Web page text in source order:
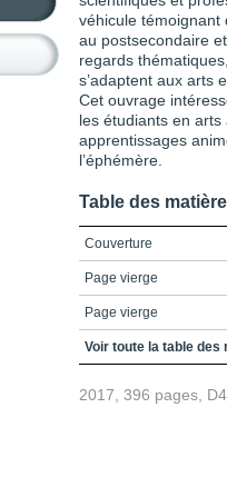
véhicule témoignant
au postsecondaire
regards
s’adaptent aux arts
Cet ouvrage
les étudiants en
apprentissages
l’éphémère.
Table des
Couverture
Page vierge
Page vierge
Titre
Voir toute la table des
2017, 396 pages,